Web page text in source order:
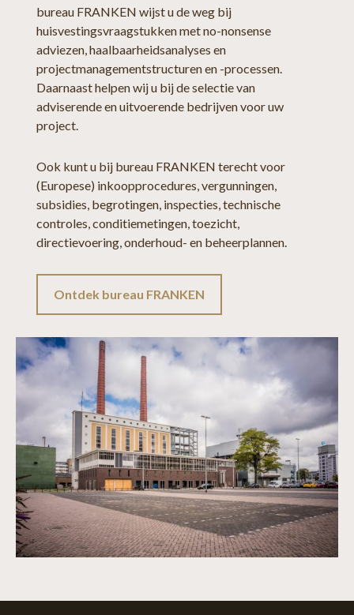
bureau FRANKEN wijst u de weg bij
huisvestingsvraagstukken met no-nonsense
adviezen, haalbaarheidsanalyses en
projectmanagementstructuren en -processen.
Daarnaast helpen wij u bij de selectie van
adviserende en uitvoerende bedrijven voor uw
project.
Ook kunt u bij bureau FRANKEN terecht voor
(Europese) inkoopprocedures, vergunningen,
subsidies, begrotingen, inspecties, technische
controles, conditiemetingen, toezicht,
directievoering, onderhoud- en beheerplannen.
Ontdek bureau FRANKEN